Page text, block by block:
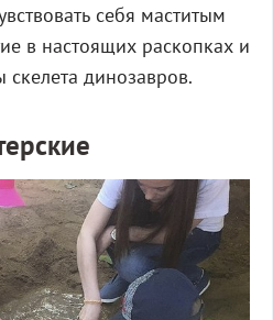
себя маститым
в настоящих раскопках и
динозавров.